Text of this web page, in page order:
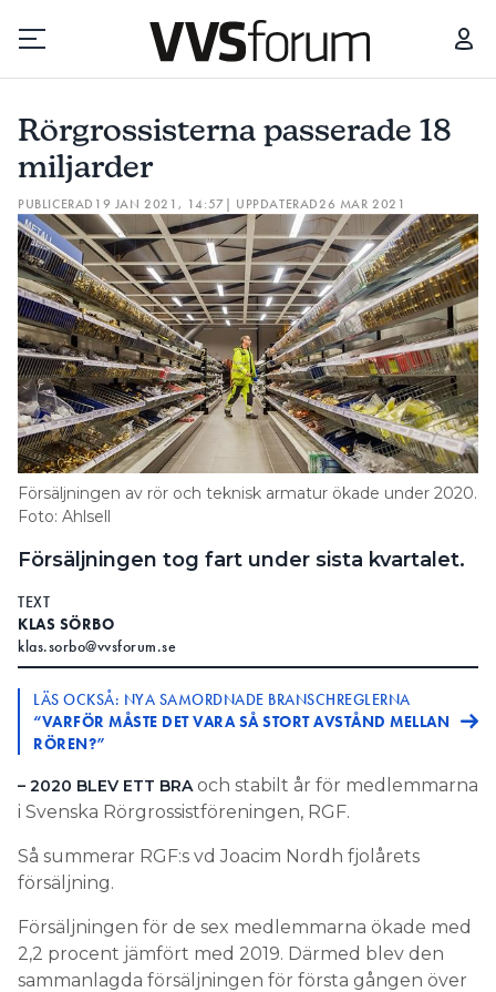
Prenumerera
Hantera prenumeration
Lediga jobb
Annonsera
Läs E-tidningen
Om tidningen
Kontakt
Information om GDPR
Search for:
Rörgrossisterna passerade 18
miljarder
PUBLICERAD 19 JAN 2021, 14:57| UPPDATERAD26 MAR 2021
Försäljningen av rör och teknisk armatur ökade under 2020.
Foto: Ahlsell
Försäljningen tog fart under sista kvartalet.
TEXT
KLAS SÖRBO
klas.sorbo@vvsforum.se
LÄS OCKSÅ: NYA SAMORDNADE BRANSCHREGLERNA
“VARFÖR MÅSTE DET VARA SÅ STORT AVSTÅND MELLAN
RÖREN?”
– 2020 BLEV ETT BRAoch stabilt år för medlemmarna
i Svenska Rörgrossistföreningen, RGF.
Så summerar RGF:s vd Joacim Nordh fjolårets
försäljning.
Försäljningen för de sex medlemmarna ökade med
2,2 procent jämfört med 2019. Därmed blev den
sammanlagda försäljningen för första gången över
RÖRGROSSISTERNA PASSERADE 18 MILJARDER